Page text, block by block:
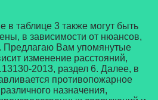
3 также могут быть
в зависимости от нюансов,
Предлагаю Вам упомянутые
изменение расстояний,
2013, раздел 6. Далее, в
противопожарное
назначения,